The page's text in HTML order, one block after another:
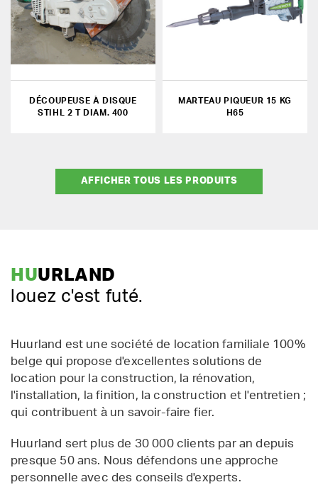
DÉCOUPEUSE À DISQUE
STIHL 2 T DIAM. 400
MARTEAU PIQUEUR 15 KG
H65
AFFICHER TOUS LES PRODUITS
HUURLAND
louez c'est futé.
Huurland est une société de location familiale 100%
belge qui propose d'excellentes solutions de
location pour la construction, la rénovation,
l'installation, la finition, la construction et l'entretien ;
qui contribuent à un savoir-faire fier.
Huurland sert plus de 30 000 clients par an depuis
presque 50 ans. Nous défendons une approche
personnelle avec des conseils d'experts.